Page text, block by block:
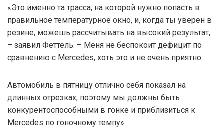
«Это именно та трасса, на которой нужно попасть в
правильное температурное окно, и, когда ты уверен в
резине, можешь рассчитывать на высокий результат,
– заявил Феттель. – Меня не беспокоит дефицит по
сравнению с Mercedes, хоть это и не очень приятно.
Автомобиль в пятницу отлично себя показал на
длинных отрезках, поэтому мы должны быть
конкурентоспособными в гонке и приблизиться к
Mercedes по гоночному темпу».